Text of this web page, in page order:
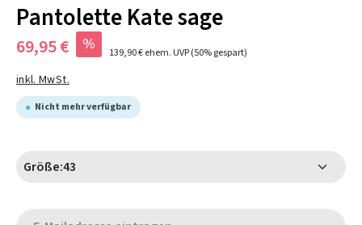
Pantolette Kate sage
69,95 € % 139,90 €ehem. UVP(50% gespart)
inkl. MwSt.
Nicht mehr verfügbar
Größe:43